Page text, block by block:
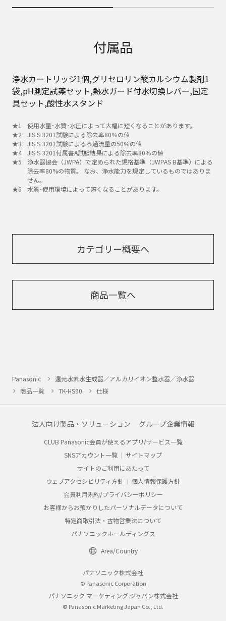
付属品
浄水カートリッジ1個,グリセロリン酸カルシウム製剤1
袋,pH測定試薬セット,熱水ガード付水切換レバー,固定
具セット,酸性水スタンド
使用水量･水質･水圧によって大幅に短くなることがあります。
JIS S 3201試験による除去率80％の値
JIS S 3201試験によるろ過流量の50％の値
JIS S 3201付属書A試験結果による除去率80％の値
浄水器協会（JWPA）で定められた規格基準（JWPAS B基準）による
除去率80%の物質。 なお、浄水能力を規定しているものではありま
せん。
水質･使用環境によって短くなることがあります。
カテゴリー概要へ
商品一覧へ
Panasonic
還元水素水生成器／アルカリイオン整水器／浄水器
商品一覧
TK-HS90 仕様
法人向け製品・ソリューション グループ企業情報
CLUB Panasonic会員が使えるアプリ/サービス一覧
SNSアカウント一覧
サイトマップ
サイトのご利用にあたって
ウェブアクセシビリティ方針
個人情報保護方針
会員利用規約/プライバシーポリシー
お客様からお預かりしたパーソナルデータについて
特定商取引法・古物営業法について
パナソニックホールディングス
Area/Country
パナソニック株式会社
© Panasonic Corporation
パナソニック マーケティング ジャパン株式会社
© Panasonic Marketing Japan Co., Ltd.